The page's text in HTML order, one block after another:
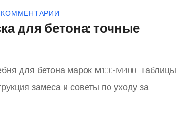
КОММЕНТАРИИ
для бетона: точные
для бетона марок М100-М400. Таблицы
замеса и советы по уходу за